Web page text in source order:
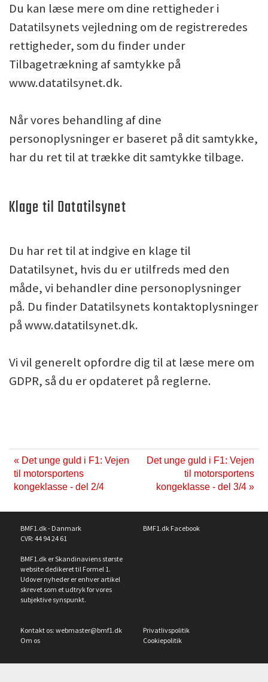
Du kan læse mere om dine rettigheder i
Datatilsynets vejledning om de registreredes
rettigheder, som du finder under
Tilbagetrækning af samtykke på
www.datatilsynet.dk.
Når vores behandling af dine
personoplysninger er baseret på dit samtykke,
har du ret til at trække dit samtykke tilbage.
Klage til Datatilsynet
Du har ret til at indgive en klage til
Datatilsynet, hvis du er utilfreds med den
måde, vi behandler dine personoplysninger
på. Du finder Datatilsynets kontaktoplysninger
på www.datatilsynet.dk.
Vi vil generelt opfordre dig til at læse mere om
GDPR, så du er opdateret på reglerne.
« Det unge guld i F1: Vejen
til motorsportens
kongeklasse - del 2/4
Det unge guld i F1: Vejen
til motorsportens
kongeklasse - del 3/4 »
BMF1.dk - Danmark
CVR: 44 94 24 61
BMF1.dk er Skandinaviens største
website dedikeret til Formel 1.
Udover nyheder er enhver artikel
skrevet som et udtryk for vores
subjektive synspunkt.
BMF1.dk Facebook
Kontakt os: webmaster@bmf1.dk
Om os
Privatlivspolitik
Cookiepolitik